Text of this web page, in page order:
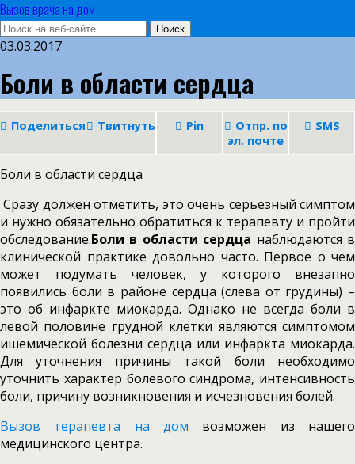
Вызов врача на дом
03.03.2017
Боли в области сердца
Поделиться Твитнуть Pin
Отпр. по
эл. почте
SMS
Боли в области сердца
Сразу должен отметить, это очень серьезный симптом
и нужно обязательно обратиться к терапевту и пройти
обследование.Боли в области сердца наблюдаются в
клинической практике довольно часто. Первое о чем
может подумать человек, у которого внезапно
появились боли в районе сердца (слева от грудины) –
это об инфаркте миокарда. Однако не всегда боли в
левой половине грудной клетки являются симптомом
ишемической болезни сердца или инфаркта миокарда.
Для уточнения причины такой боли необходимо
уточнить характер болевого синдрома, интенсивность
боли, причину возникновения и исчезновения болей.
Вызов терапевта на дом возможен из нашего
медицинского центра.